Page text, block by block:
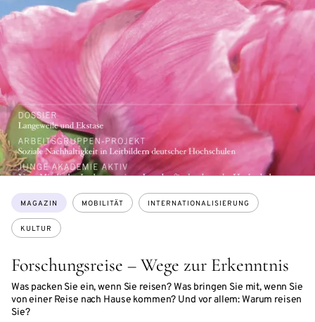
Forschungsreise – Wege zur Erkenntnis
Was packen Sie ein, wenn Sie reisen? Was bringen Sie mit, wenn Sie
von einer Reise nach Hause kommen? Und vor allem: Warum reisen
Sie?
Themen:
MAGAZIN MOBILITÄT INTERNATIONALISIERUNG
KULTUR